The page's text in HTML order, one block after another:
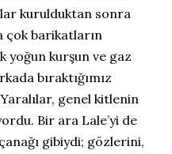
kurulduktan sonra
çok barikatların
yoğun kurşun ve gaz
bıraktığımız
genel kitlenin
Bir ara Lale’yi de
gibiydi; gözlerini,